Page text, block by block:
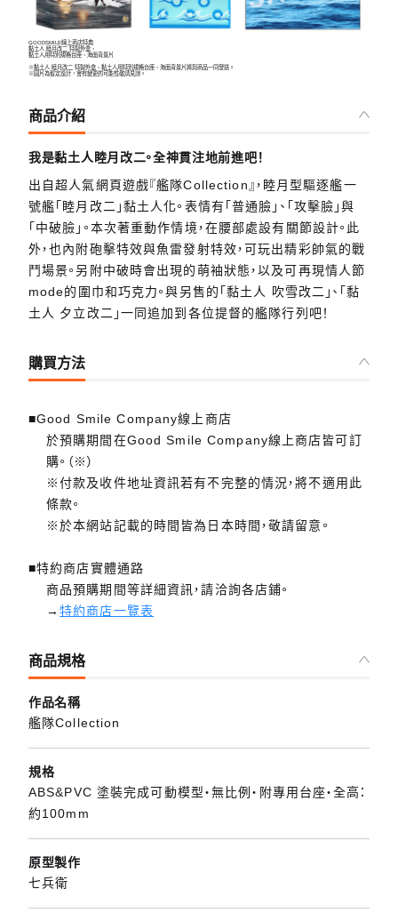
GOODSMILE線上商店特典
黏土人 睦月改二 特製外盒、
黏土人用特別規格台座、海面背景片
※黏土人 睦月改二 特製外盒、黏土人用特別規格台座、海面背景片將與商品一同發送。
※圖片為暫定設計，會有變更的可能性敬請見諒。
商品介紹
我是黏土人睦月改二。全神貫注地前進吧！
出自超人氣網頁遊戲『艦隊Collection』，睦月型驅逐艦一
號艦「睦月改二」黏土人化。表情有「普通臉」、「攻擊臉」與
「中破臉」。本次著重動作情境，在腰部處設有關節設計。此
外，也內附砲擊特效與魚雷發射特效，可玩出精彩帥氣的戰
鬥場景。另附中破時會出現的萌袖狀態，以及可再現情人節
mode的圍巾和巧克力。與另售的「黏土人 吹雪改二」、「黏
土人 夕立改二」一同追加到各位提督的艦隊行列吧！
購買方法
■Good Smile Company線上商店
於預購期間在Good Smile Company線上商店皆可訂
購。（※）
※付款及收件地址資訊若有不完整的情況，將不適用此
條款。
※於本網站記載的時間皆為日本時間，敬請留意。
■特約商店實體通路
商品預購期間等詳細資訊，請洽詢各店鋪。
→特約商店一覽表
商品規格
作品名稱
艦隊Collection
規格
ABS&PVC 塗裝完成可動模型・無比例・附專用台座・全高：
約100mm
原型製作
七兵衛